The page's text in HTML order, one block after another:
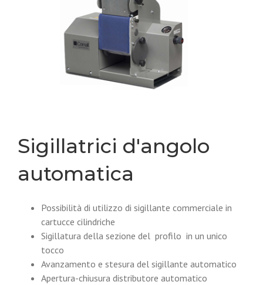
Sigillatrici d'angolo
automatica
Possibilità di utilizzo di sigillante commerciale in
cartucce cilindriche
Sigillatura della sezione del profilo in un unico
tocco
Avanzamento e stesura del sigillante automatico
Apertura-chiusura distributore automatico